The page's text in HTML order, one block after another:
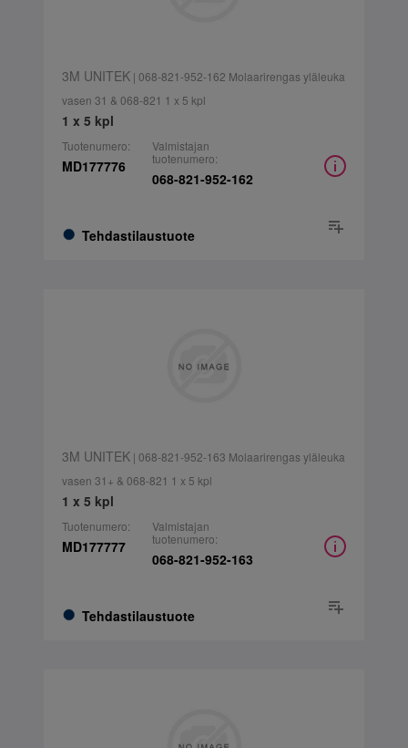
3M UNITEK| 068-821-952-162 Molaarirengas yläleuka
vasen 31 & 068-821 1 x 5 kpl
1 x 5 kpl
Tuotenumero:
MD177776
Tehdastilaustuote
Valmistajan
tuotenumero:
068-821-952-162
3M UNITEK| 068-821-952-163 Molaarirengas yläleuka
vasen 31+ & 068-821 1 x 5 kpl
1 x 5 kpl
Tuotenumero:
MD177777
Tehdastilaustuote
Valmistajan
tuotenumero:
068-821-952-163